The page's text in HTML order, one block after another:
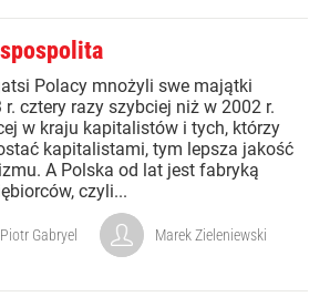
Polacy mnożyli swe majątki
r. cztery razy szybciej niż w 2002 r.
w kraju kapitalistów i tych, którzy
kapitalistami, tym lepsza jakość
A Polska od lat jest fabryką
czyli...
Piotr Gabryel Marek Zieleniewski